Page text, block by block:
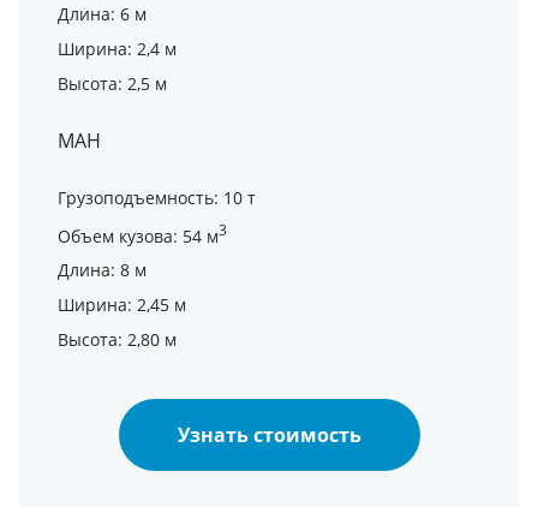
Длина: 6 м
Ширина: 2,4 м
Высота: 2,5 м
МАН
Грузоподъемность: 10 т
Объем кузова: 54 м3
Длина: 8 м
Ширина: 2,45 м
Высота: 2,80 м
Узнать стоимость